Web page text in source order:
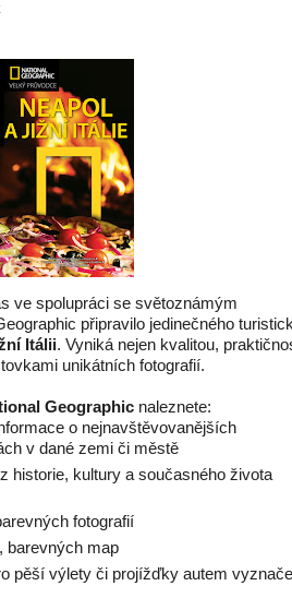
ve spolupráci se světoznámým
připravilo jedinečného
Itálii. Vyniká nejen kvalitou,
unikátních fotografií.
Geographic naleznete:
o nejnavštěvovanějších
v dané zemi či městě
historie, kultury a současného života
fotografií
barevných map
pěší výlety či projížďky autem